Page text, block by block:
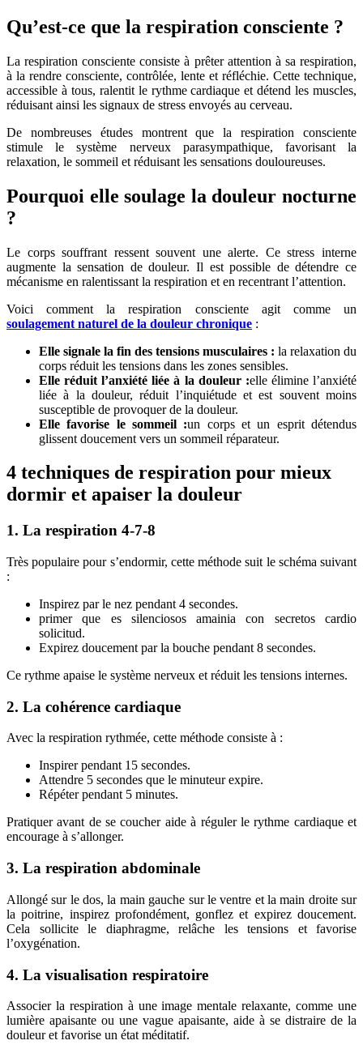
Qu’est-ce que la respiration consciente ?
La respiration consciente consiste à prêter attention à sa respiration,
à la rendre consciente, contrôlée, lente et réfléchie. Cette technique,
accessible à tous, ralentit le rythme cardiaque et détend les muscles,
réduisant ainsi les signaux de stress envoyés au cerveau.
De nombreuses études montrent que la respiration consciente
stimule le système nerveux parasympathique, favorisant la
relaxation, le sommeil et réduisant les sensations douloureuses.
Pourquoi elle soulage la douleur nocturne
?
Le corps souffrant ressent souvent une alerte. Ce stress interne
augmente la sensation de douleur. Il est possible de détendre ce
mécanisme en ralentissant la respiration et en recentrant l’attention.
Voici comment la respiration consciente agit comme un
soulagement naturel de la douleur chronique :
Elle signale la fin des tensions musculaires : la relaxation du
corps réduit les tensions dans les zones sensibles.
Elle réduit l’anxiété liée à la douleur :elle élimine l’anxiété
liée à la douleur, réduit l’inquiétude et est souvent moins
susceptible de provoquer de la douleur.
Elle favorise le sommeil :un corps et un esprit détendus
glissent doucement vers un sommeil réparateur.
4 techniques de respiration pour mieux
dormir et apaiser la douleur
1. La respiration 4-7-8
Très populaire pour s’endormir, cette méthode suit le schéma suivant
:
Inspirez par le nez pendant 4 secondes.
primer que es silenciosos amainia con secretos cardio
solicitud.
Expirez doucement par la bouche pendant 8 secondes.
Ce rythme apaise le système nerveux et réduit les tensions internes.
2. La cohérence cardiaque
Avec la respiration rythmée, cette méthode consiste à :
Inspirer pendant 15 secondes.
Attendre 5 secondes que le minuteur expire.
Répéter pendant 5 minutes.
Pratiquer avant de se coucher aide à réguler le rythme cardiaque et
encourage à s’allonger.
3. La respiration abdominale
Allongé sur le dos, la main gauche sur le ventre et la main droite sur
la poitrine, inspirez profondément, gonflez et expirez doucement.
Cela sollicite le diaphragme, relâche les tensions et favorise
l’oxygénation.
4. La visualisation respiratoire
Associer la respiration à une image mentale relaxante, comme une
lumière apaisante ou une vague apaisante, aide à se distraire de la
douleur et favorise un état méditatif.